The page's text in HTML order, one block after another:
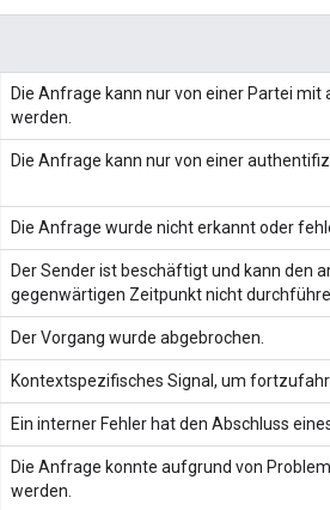
Die Anfrage kann nur von einer Partei
werden.
Die Anfrage kann nur von einer
Die Anfrage wurde nicht erkannt oder
Der Sender ist beschäftigt und kann den
gegenwärtigen Zeitpunkt nicht
Der Vorgang wurde abgebrochen.
Kontextspezifisches Signal, um
Ein interner Fehler hat den Abschluss
Die Anfrage konnte aufgrund von
werden.